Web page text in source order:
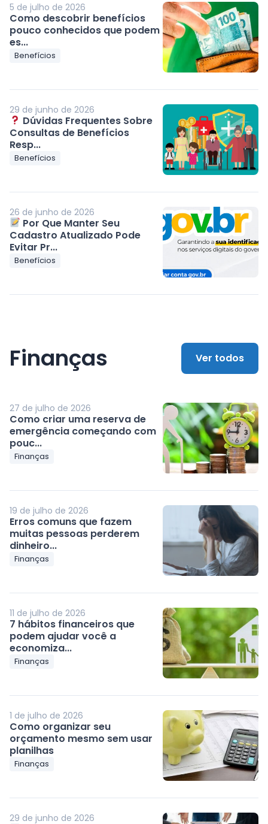
5 de julho de 2026
Como descobrir benefícios
pouco conhecidos que podem
es...
Benefícios
29 de junho de 2026
Dúvidas Frequentes Sobre
Consultas de Benefícios
Resp...
Benefícios
26 de junho de 2026
Por Que Manter Seu
Cadastro Atualizado Pode
Evitar Pr...
Benefícios
Finanças Ver todos
27 de julho de 2026
Como criar uma reserva de
emergência começando com
pouc...
Finanças
19 de julho de 2026
Erros comuns que fazem
muitas pessoas perderem
dinheiro...
Finanças
11 de julho de 2026
7 hábitos financeiros que
podem ajudar você a
economiza...
Finanças
1 de julho de 2026
Como organizar seu
orçamento mesmo sem usar
planilhas
Finanças
29 de junho de 2026